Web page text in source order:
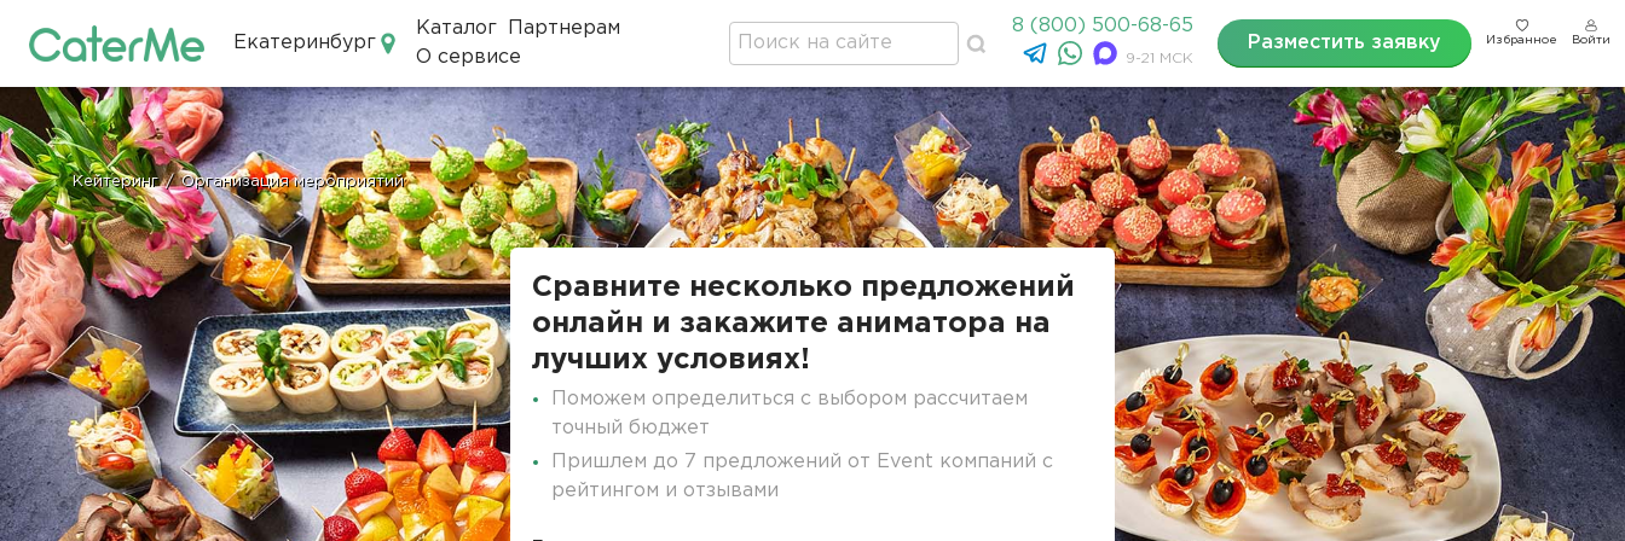
Екатеринбург
Каталог
Партнерам
О сервисе
8 (800) 500-68-65
9-21 МСК
Разместить заявку Избранное Войти
Строка
навигации
Кейтеринг / Организация мероприятий
Сравните несколько предложений
онлайн и закажите аниматора на
лучших условиях!
Поможем определиться с выбором рассчитаем
точный бюджет
Пришлем до 7 предложений от Event компаний с
рейтингом и отзывами